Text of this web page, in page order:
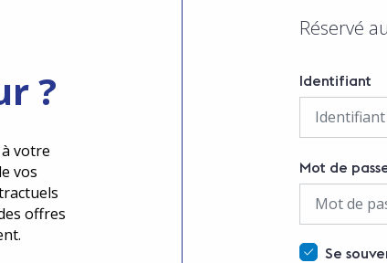
?
votre
vos
offres
Réservé
Identifiant
Mot de
Se